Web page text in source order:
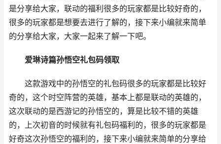
是分享给大家，联动的福利很多的玩家都是比较好奇的，
很多的玩家都是想要去进行了解的，接下来小编就来简单
的分享给大家，大家一起来了解一下吧。
爱琳诗篇孙悟空礼包码领取
这款游戏中的孙悟空的礼包码很多的玩家都是比较好
奇的，这个时空阵营的英雄，基本上都是联动的英雄的，
这次联动的是西游记的孙悟空的，算是比较不错的英雄
的，上次初音的时候就有礼包码福利的，很多的玩家都是
好奇这次孙悟空的福利的，接下来小编就来简单的分享给